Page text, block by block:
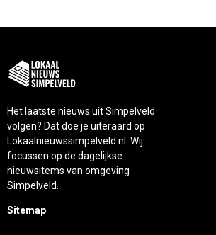
Het laatste nieuws uit Simpelveld
volgen? Dat doe je uiteraard op
Lokaalnieuwssimpelveld.nl. Wij
focussen op de dagelijkse
nieuwsitems van omgeving
Simpelveld.
Sitemap